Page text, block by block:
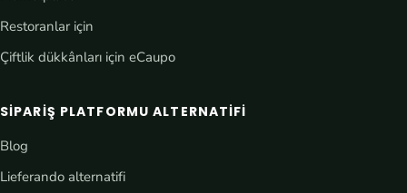
Restoranlar için
Çiftlik dükkânları için eCaupo
SIPARIŞ PLATFORMU ALTERNATIFI
Blog
Lieferando alternatifi